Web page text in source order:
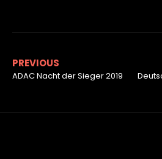
PREVIOUS
ADAC Nacht der Sieger 2019